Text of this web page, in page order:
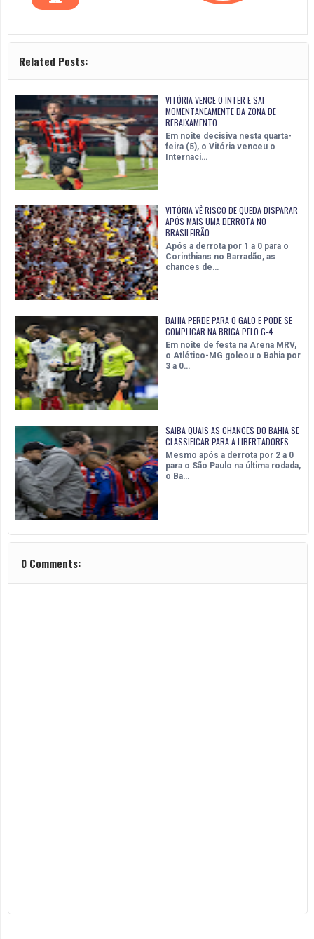
Related Posts:
VITÓRIA VENCE O INTER E SAI
MOMENTANEAMENTE DA ZONA DE
REBAIXAMENTO
Em noite decisiva nesta quarta-
feira (5), o Vitória venceu o
Internaci…
VITÓRIA VÊ RISCO DE QUEDA DISPARAR
APÓS MAIS UMA DERROTA NO
BRASILEIRÃO
Após a derrota por 1 a 0 para o
Corinthians no Barradão, as
chances de…
BAHIA PERDE PARA O GALO E PODE SE
COMPLICAR NA BRIGA PELO G-4
Em noite de festa na Arena MRV,
o Atlético-MG goleou o Bahia por
3 a 0…
SAIBA QUAIS AS CHANCES DO BAHIA SE
CLASSIFICAR PARA A LIBERTADORES
Mesmo após a derrota por 2 a 0
para o São Paulo na última rodada,
o Ba…
0 Comments: